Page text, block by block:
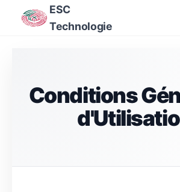
ESC
Technologie
Conditions